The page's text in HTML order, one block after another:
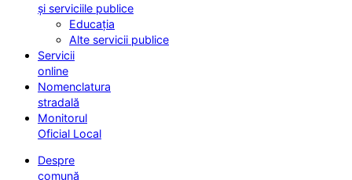
și serviciile publice
Educația
Alte servicii publice
Servicii
online
Nomenclatura
stradală
Monitorul
Oficial Local
Despre
comună